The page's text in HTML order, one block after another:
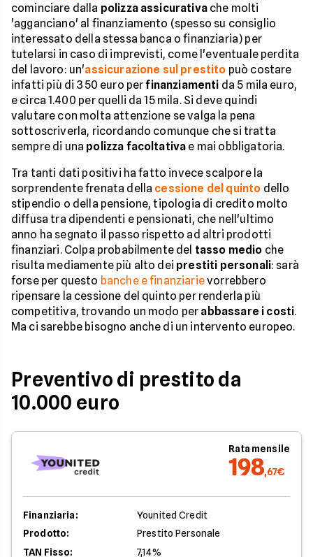
cominciare dalla polizza assicurativache molti
'agganciano' al finanziamento (spesso su consiglio
interessato della stessa banca o finanziaria) per
tutelarsi in caso di imprevisti, come l'eventuale perdita
del lavoro: un'assicurazione sul prestito può costare
infatti più di 350 euro perfinanziamenti da 5 mila euro,
e circa 1.400 per quelli da 15 mila. Si deve quindi
valutare con molta attenzione se valga la pena
sottoscriverla, ricordando comunque che si tratta
sempre di una polizza facoltativa e mai obbligatoria.
Tra tanti dati positivi ha fatto invece scalpore la
sorprendente frenata della cessione del quinto dello
stipendio o della pensione, tipologia di credito molto
diffusa tra dipendenti e pensionati, che nell'ultimo
anno ha segnato il passo rispetto ad altri prodotti
finanziari. Colpa probabilmente del tasso medio che
risulta mediamente più alto dei prestiti personali: sarà
forse per questo banche e finanziarievorrebbero
ripensare la cessione del quinto per renderla più
competitiva, trovando un modo per abbassare i costi.
Ma ci sarebbe bisogno anche di un intervento europeo.
Preventivo di prestito da
10.000 euro
Rata mensile
198,67€
Finanziaria:
Younited Credit
Prodotto:
Prestito Personale
TAN Fisso:
7,14%